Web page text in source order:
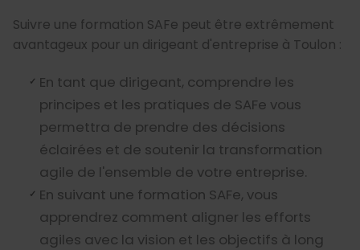
Suivre une formation SAFe peut être extrêmement
avantageux pour un dirigeant d'entreprise à Toulon :
En tant que dirigeant, comprendre les
principes et les pratiques de SAFe vous
permettra de prendre des décisions
éclairées et de soutenir la transformation
agile de l'ensemble de votre entreprise.
En suivant une formation SAFe, vous
apprendrez comment aligner les efforts
agiles avec la vision et les objectifs à long